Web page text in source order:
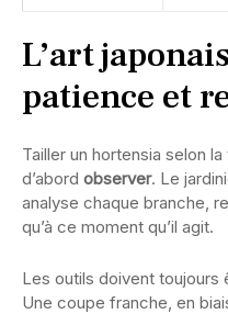
L’art
patience et
Tailler un hortensia selon
d’abord observer. Le
analyse chaque branche,
qu’à ce moment qu’il agit.
Les outils doivent toujours
Une coupe franche, en